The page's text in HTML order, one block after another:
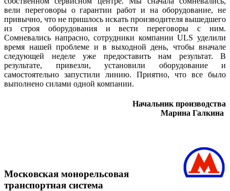
вели переговоры о гарантии работ и на оборудование, не
привычно, что не пришлось искать производителя вышедшего
из строя оборудования и вести переговоры с ним.
Сомневались напрасно, сотрудники компании ULS уделили
время нашей проблеме и в выходной день, чтобы вначале
следующей неделе уже предоставить нам результат. В
результате, привезли, установили оборудование и
самостоятельно запустили линию. Приятно, что все было
выполнено силами одной компании.
Начальник производства
Марина Галкина
Московская монорельсовая
транспортная система